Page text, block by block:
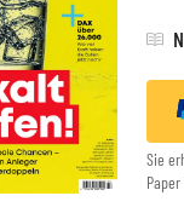
Sie